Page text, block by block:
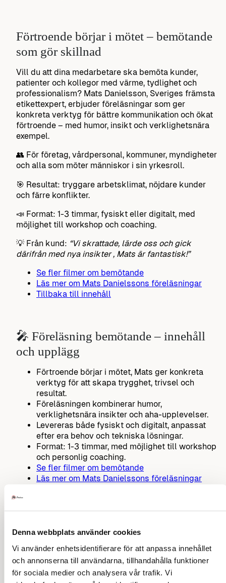
Denna webbplats använder cookies
Vi använder enhetsidentifierare för att anpassa innehållet
och annonserna till användarna, tillhandahålla funktioner
för sociala medier och analysera vår trafik. Vi
Förtroende börjar i mötet – bemötande
som gör skillnad
Vill du att dina medarbetare ska bemöta kunder,
patienter och kollegor med värme, tydlighet och
professionalism? Mats Danielsson, Sveriges främsta
etikettexpert, erbjuder föreläsningar som ger
konkreta verktyg för bättre kommunikation och ökat
förtroende – med humor, insikt och verklighetsnära
exempel.
👥 För företag, vårdpersonal, kommuner, myndigheter
och alla som möter människor i sin yrkesroll.
🎯 Resultat: tryggare arbetsklimat, nöjdare kunder
och färre konflikter.
📣 Format: 1-3 timmar, fysiskt eller digitalt, med
möjlighet till workshop och coaching.
💡 Från kund: “Vi skrattade, lärde oss och gick
därifrån med nya insikter , Mats är fantastisk!”
Se fler filmer om bemötande
Läs mer om Mats Danielssons föreläsningar
Tillbaka till innehåll
🎤 Föreläsning bemötande – innehåll
och upplägg
Förtroende börjar i mötet, Mats ger konkreta
verktyg för att skapa trygghet, trivsel och
resultat.
Föreläsningen kombinerar humor,
verklighetsnära insikter och aha-upplevelser.
Levereras både fysiskt och digitalt, anpassat
efter era behov och tekniska lösningar.
Format: 1-3 timmar, med möjlighet till workshop
och personlig coaching.
Se fler filmer om bemötande
Läs mer om Mats Danielssons föreläsningar
🏢 Målgrupper – från företag till
offentlig sektor
: Förbättra kundbemötande, intern
kommunikation och arbetsklimat.